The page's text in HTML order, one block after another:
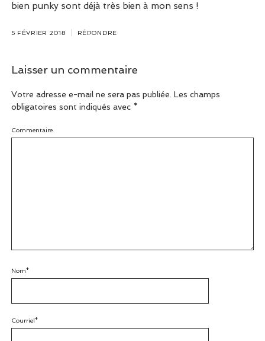
bien punky sont déjà très bien à mon sens !
5 FÉVRIER 2018 RÉPONDRE
Laisser un commentaire
Votre adresse e-mail ne sera pas publiée. Les champs
obligatoires sont indiqués avec *
Commentaire
Nom*
Courriel*